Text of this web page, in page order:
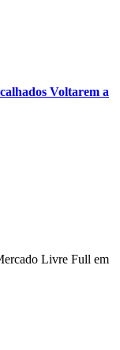
Voltarem a
Livre Full em